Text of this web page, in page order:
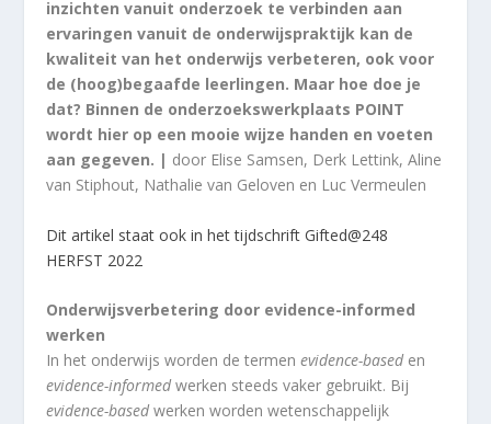
inzichten vanuit onderzoek te verbinden aan
ervaringen vanuit de onderwijspraktijk kan de
kwaliteit van het onderwijs verbeteren, ook voor
de (hoog)begaafde leerlingen. Maar hoe doe je
dat? Binnen de onderzoekswerkplaats POINT
wordt hier op een mooie wijze handen en voeten
aan gegeven. | door Elise Samsen, Derk Lettink, Aline
van Stiphout, Nathalie van Geloven en Luc Vermeulen
Dit artikel staat ook in het tijdschrift Gifted@248
HERFST 2022
Onderwijsverbetering door evidence-informed
werken
In het onderwijs worden de termenevidence-baseden
evidence-informedwerken steeds vaker gebruikt. Bij
evidence-basedwerken worden wetenschappelijk